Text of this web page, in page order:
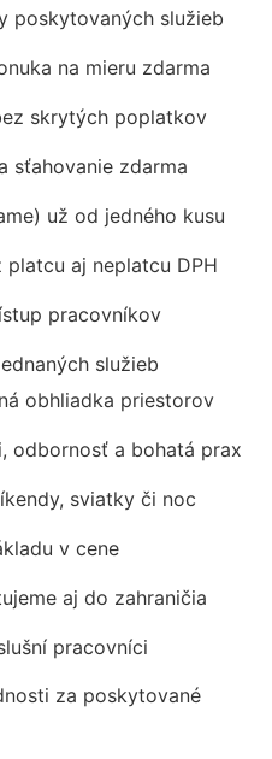
poskytovaných služieb
na mieru zdarma
skrytých poplatkov
sťahovanie zdarma
už od jedného kusu
aj neplatcu DPH
pracovníkov
služieb
obhliadka priestorov
odbornosť a bohatá prax
sviatky či noc
v cene
aj do zahraničia
pracovníci
za poskytované